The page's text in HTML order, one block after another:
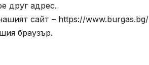
друг адрес.
сайт – https://www.burgas.bg/
браузър.